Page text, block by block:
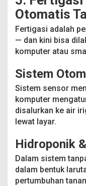
Otomatis
Fertigasi adalah
— dan kini bisa
komputer atau
Sistem
Sistem sensor
komputer
disalurkan ke air
lewat layar.
Hidroponik
Dalam sistem
dalam bentuk
pertumbuhan